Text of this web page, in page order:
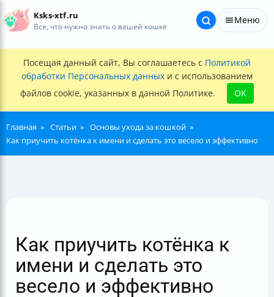
Ksks-xtf.ru
Все, что нужно знать о вашей кошке
Меню
Посещая данный сайт, Вы соглашаетесь с Политикой
обработки Персональных данных и с использованием
файлов cookie, указанных в данной Политике.
OK
Главная Статьи
Основы ухода за кошкой
Как приучить котёнка к имени и сделать это весело и эффективно
Как приучить котёнка к
имени и сделать это
весело и эффективно